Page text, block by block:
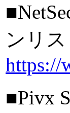
ンリ
https://
■Pivx